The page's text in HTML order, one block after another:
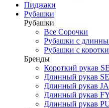
Пиджаки
Рубашки
Рубашки
Все Сорочки
Рубашки с
Рубашки с
Бренды
Короткий рукав
Длинный рукав
Длинный рукав
Длинный рукав
Длинный рукав